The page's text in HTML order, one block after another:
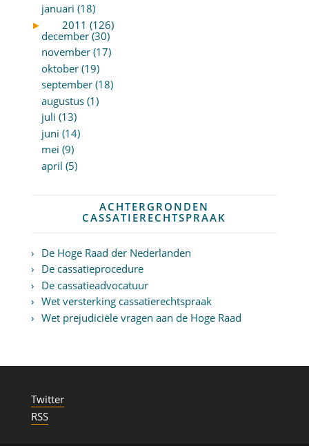
januari (18)
►
2011 (126)
december (30)
november (17)
oktober (19)
september (18)
augustus (1)
juli (13)
juni (14)
mei (9)
april (5)
ACHTERGRONDEN
CASSATIERECHTSPRAAK
De Hoge Raad der Nederlanden
De cassatieprocedure
De cassatieadvocatuur
Wet versterking cassatierechtspraak
Wet prejudiciële vragen aan de Hoge Raad
Twitter
RSS